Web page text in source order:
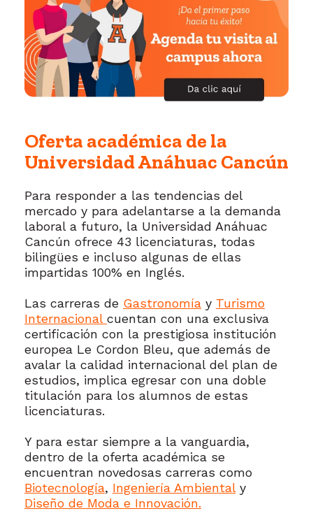
Oferta académica de la
Universidad Anáhuac Cancún
Para responder a las tendencias del
mercado y para adelantarse a la demanda
laboral a futuro, la Universidad Anáhuac
Cancún ofrece 43 licenciaturas, todas
bilingües e incluso algunas de ellas
impartidas 100% en Inglés.
Las carreras de Gastronomía y Turismo
Internacional cuentan con una exclusiva
certificación con la prestigiosa institución
europea Le Cordon Bleu, que además de
avalar la calidad internacional del plan de
estudios, implica egresar con una doble
titulación para los alumnos de estas
licenciaturas.
Y para estar siempre a la vanguardia,
dentro de la oferta académica se
encuentran novedosas carreras como
Biotecnología, Ingeniería Ambientaly
Diseño de Moda e Innovación.